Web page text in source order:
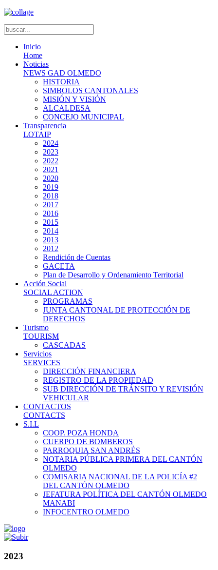
Inicio
Home
Noticias
NEWS GAD OLMEDO
HISTORIA
SIMBOLOS CANTONALES
MISIÓN Y VISIÓN
ALCALDESA
CONCEJO MUNICIPAL
Transparencia
LOTAIP
2024
2023
2022
2021
2020
2019
2018
2017
2016
2015
2014
2013
2012
Rendición de Cuentas
GACETA
Plan de Desarrollo y Ordenamiento Territorial
Acción Social
SOCIAL ACTION
PROGRAMAS
JUNTA CANTONAL DE PROTECCIÓN DE
DERECHOS
Turismo
TOURISM
CASCADAS
Servicios
SERVICES
DIRECCIÓN FINANCIERA
REGISTRO DE LA PROPIEDAD
SUB DIRECCIÓN DE TRÁNSITO Y REVISIÓN
VEHICULAR
CONTACTOS
CONTACTS
S.I.L
COOP. POZA HONDA
CUERPO DE BOMBEROS
PARROQUIA SAN ANDRÉS
NOTARIA PÚBLICA PRIMERA DEL CANTÓN
OLMEDO
COMISARIA NACIONAL DE LA POLICÍA #2
DEL CANTÓN OLMEDO
JEFATURA POLÍTICA DEL CANTÓN OLMEDO
MANABI
INFOCENTRO OLMEDO
2023